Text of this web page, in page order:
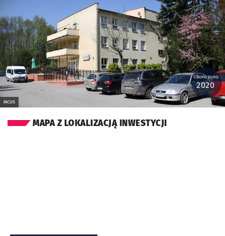
MCUS
Ukończono:
2020
MAPA Z LOKALIZACJĄ INWESTYCJI